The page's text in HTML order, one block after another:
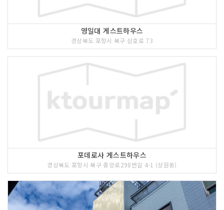
영일대 게스트하우스
경상북도 포항시 북구 삼호로 73
포데로사 게스트하우스
경상북도 포항시 북구 중앙로298번길 4-1 (상원동)